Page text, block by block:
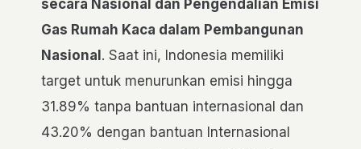
secara Nasional dan Pengendalian Emisi
Gas Rumah Kaca dalam Pembangunan
Nasional . Saat ini, Indonesia memiliki
target untuk menurunkan emisi hingga
31.89% tanpa bantuan internasional dan
43.20% dengan bantuan Internasional